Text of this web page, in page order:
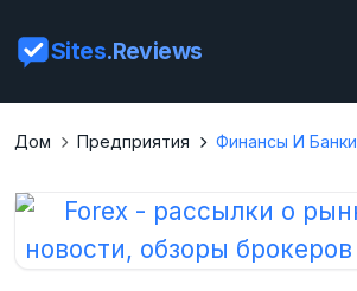
Sites.Reviews
Дом Предприятия Финансы И Банки